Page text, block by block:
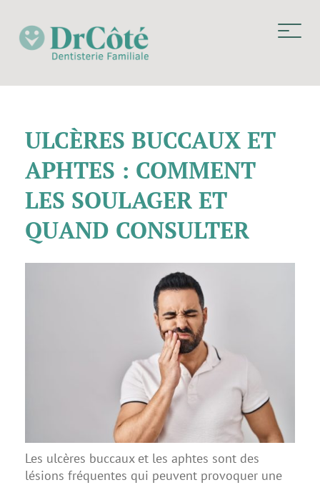
ULCÈRES BUCCAUX ET
APHTES : COMMENT
LES SOULAGER ET
QUAND CONSULTER
Les ulcères buccaux et les aphtes sont des
lésions fréquentes qui peuvent provoquer une